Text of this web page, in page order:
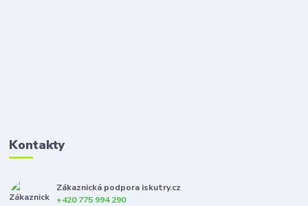
Kontakty
Zákaznická podpora iskutry.cz
+420 775 994 290